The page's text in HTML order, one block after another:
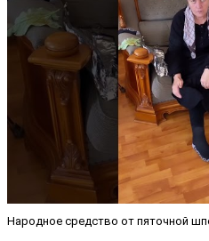
Народное средство от пяточной